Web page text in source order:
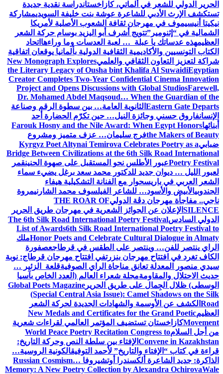
الحرير الدولي للشعر في ألماتي، كازاخستاندراسة نقدية جديدة
تستكشف الإرث الأدبي للشاعرة عوشة بنت خليفة السويديمشاركة
نيكيتا أنيسيموف في مهرجان ثقافة الشعوب الأصلية لأمريكا
الشمالية في “إثنومير”تتويج أشرف أبو اليزيد بوسام حركة الشعر
العظيمهذه عدساتك يا عبلة … لعبة العدسات وما وراءها اتحاد
الكتاب التونسيين والأكاديمية الثقافية الدولية بألمانيا يوقعان اتفاقية
شراكة لتعزيز التعاون الثقافي والعلميNew Monograph Explores
the Literary Legacy of Ousha bint Khalifa Al SuwaidiEgyptian
Creator Completes Two-Year Confidential Cinema Innovation
Project and Opens Discussions with Global StudiosFarewell,
Dr. Mohamed Abdel Maqsoud… When the Guardian of the
Eastern Gate Departs الثانوية العامة… بين سطوة الرقم وصناعة
الإنسانفاروق حسني وجائزة النيل… حين تكرّم الحضارة أحد
أبنائهاFarouk Hosny and the Nile Award: When Egypt Honors
the Makers of Beautyفرج سليمان… عزف متميز ومشروع
ضبابيKyrgyz Poet Altynai Temirova Celebrates Poetry as a
Bridge Between Civilizations at the 6th Silk Road International
Poetry Festivalعبور الأطلس نحو المستقبل على صهوة الحنينقمر
لعبور الليل … ديوان جديد للدكتور محمد سعد برغل يضيء سماء
الشعر العربي في باريسحوار مع الفنانة التشكيلية هيفاء
الجندوبيالأبيض والأسود… للشاعر الفيلسوف محمد الشارنيمروة
ناجي.. مفاجأة مهرجان دڨة الدوليTHE ROAR OF
SILENCE الإعلان عن الجوائز الشعرية في مهرجان طريق الحرير
الدولي السادسThe 6th Silk Road International Poetry Festival
List of Awards6th Silk Road International Poetry Festival to
Honor Poets and Celebrate Cultural Dialogue in Almatyملك
الراي ينتصر للفن… وينتصر على الطقس في قرطاجعصفورة
الكاف تغرد في افتتاح مهرجان بنزرتفي افتتاح مهرجان قرطاج: نوبة
سيدي منصور المعدلة تعانق مناجاة الراي الصوفيةقلعة الزئير …
حديث الاحتلال والمقاومةمجلة شعراء العالم (العدد الخاص بآسيا
الوسطى) ظلال الجِمال على طريق الحرير Global Poets Magazine
(Special Central Asia Issue): Camel Shadows on the Silk
Road الكشف عن الأوسمة والشهادات الجديدة لحركة الشعر
العظيمNew Medals and Certificates for the Grand Poetic
Movementكازاخستان تستضيف المؤتمر العالمي لقراءات شعرية
من أجل السلامWorld Peace Poetry Recitation Congress to
Convene in Kazakhstan الإفتاء بين سلطة النص وحركة التاريخ:
قراءة في كتاب “الإفتاء والتاريخ” لأحمد التوفيقالكونية الروسية…
الذاكرة: جديد الشاعرة ألكسندرا أوتشيروفا Russian Cosmism…
Memory: A New Poetry Collection by Alexandra OchirovaWale